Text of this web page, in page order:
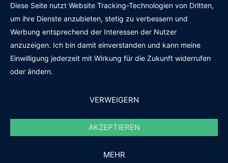
GRATIS WEBSITE-CHECK
des19n.at|iwant@des19n.at
Diese Seite nutzt Website Tracking-Technologien von Dritten,
um ihre Dienste anzubieten, stetig zu verbessern und
Werbung entsprechend der Interessen der Nutzer
anzuzeigen. Ich bin damit einverstanden und kann meine
Einwilligung jederzeit mit Wirkung für die Zukunft widerrufen
oder ändern.
VERWEIGERN
AKZEPTIEREN
MEHR